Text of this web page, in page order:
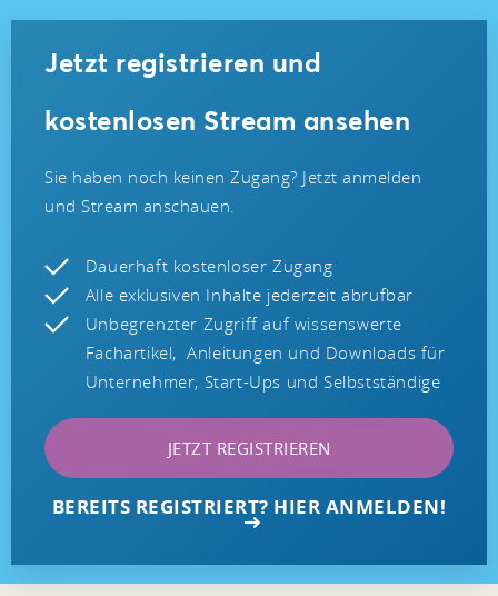
Jetzt registrieren und
kostenlosen Stream ansehen
Sie haben noch keinen Zugang? Jetzt anmelden
und Stream anschauen.
Dauerhaft kostenloser Zugang
Alle exklusiven Inhalte jederzeit abrufbar
Unbegrenzter Zugriff auf wissenswerte
Fachartikel, Anleitungen und Downloads für
Unternehmer, Start-Ups und Selbstständige
JETZT REGISTRIEREN
BEREITS REGISTRIERT? HIER ANMELDEN!